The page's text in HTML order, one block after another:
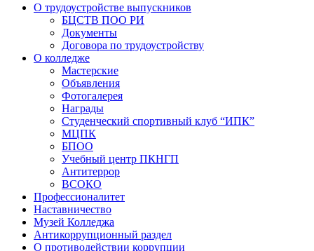
О трудоустройстве выпускников
БЦСТВ ПОО РИ
Документы
Договора по трудоустройству
О колледже
Мастерские
Объявления
Фотогалерея
Награды
Студенческий спортивный клуб “ИПК”
МЦПК
БПОО
Учебный центр ПКНГП
Антитеррор
ВСОКО
Профессионалитет
Наставничество
Музей Колледжа
Антикоррупционный раздел
О противодействии коррупции